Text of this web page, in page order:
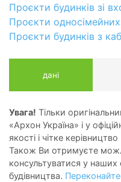
Проєкти будинків зі
Проєкти односімейних
Проєкти будинків з
дані
Увага! Тільки
«Архон Україна» і у
якості і чітке
Також Ви отримуєте
консультуватися у наших
будівництва.